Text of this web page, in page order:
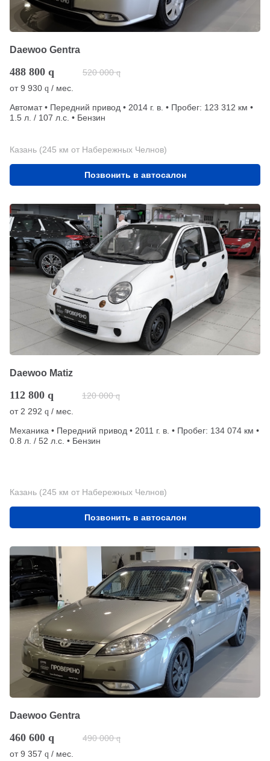
Daewoo Gentra
488 800 q 520 000 q
от9 930 q / мес.
Автомат • Передний привод • 2014 г. в. • Пробег: 123 312 км •
1.5 л. / 107 л.с. • Бензин
Казань (245 км от Набережных Челнов)
Позвонить в автосалон
Daewoo Matiz
112 800 q 120 000 q
от 2 292 q / мес.
Механика • Передний привод • 2011 г. в. • Пробег: 134 074 км •
0.8 л. / 52 л.с. • Бензин
Казань (245 км от Набережных Челнов)
Позвонить в автосалон
Daewoo Gentra
460 600 q 490 000 q
от9 357 q / мес.